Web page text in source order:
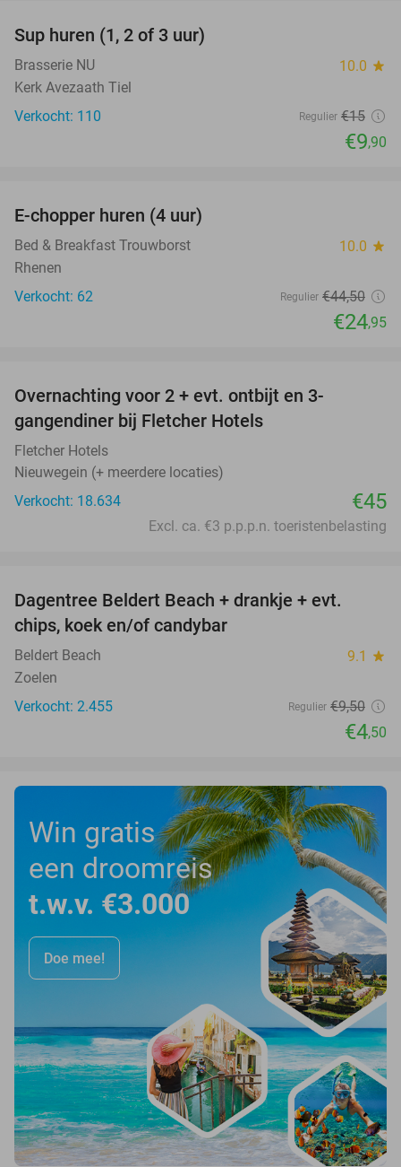
Sup huren (1, 2 of 3 uur)
Brasserie NU 10.0 star
Kerk Avezaath Tiel
Verkocht: 110
Regulier €15
€9,90
E-chopper huren (4 uur)
Bed & Breakfast Trouwborst 10.0 star
Rhenen
Verkocht: 62
Regulier €44,50
€24,95
Overnachting voor 2 + evt. ontbijt en 3-
gangendiner bij Fletcher Hotels
Fletcher Hotels
Nieuwegein (+ meerdere locaties)
Verkocht: 18.634
€45
Excl. ca. €3 p.p.p.n. toeristenbelasting
Dagentree Beldert Beach + drankje + evt.
chips, koek en/of candybar
Beldert Beach 9.1 star
Zoelen
Verkocht: 2.455
Regulier €9,50
€4,50
Win gratis
een droomreis
t.w.v. €3.000
Doe mee!